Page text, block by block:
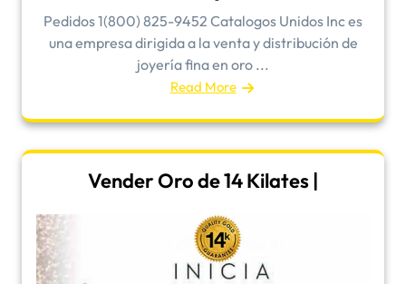
Pedidos 1(800) 825-9452 Catalogos Unidos Inc es
una empresa dirigida a la venta y distribución de
joyería fina en oro ...
Read More
Vender Oro de 14 Kilates |